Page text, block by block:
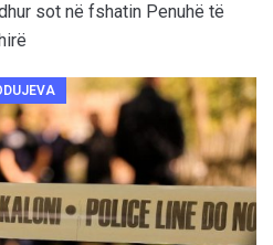
sot në fshatin Penuhë të